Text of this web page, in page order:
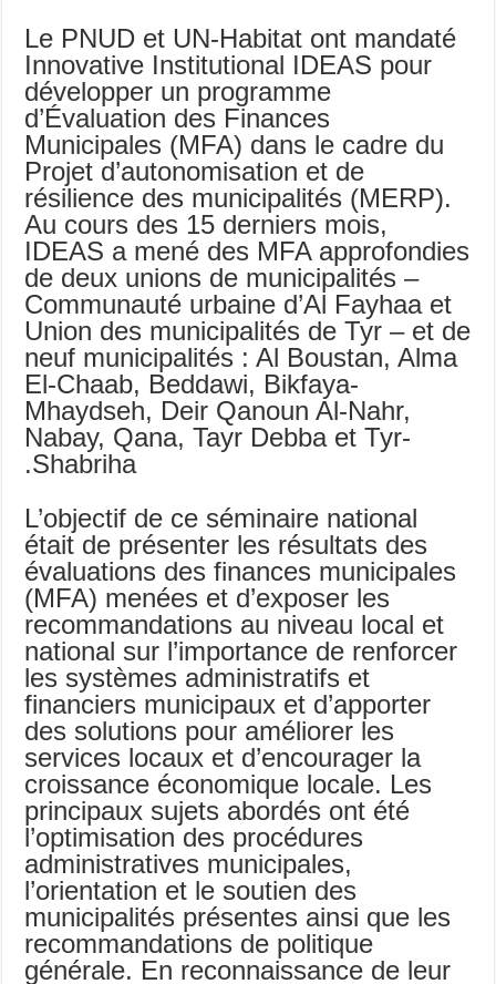
Le PNUD et UN-Habitat ont mandaté
Innovative Institutional IDEAS pour
développer un programme
d’Évaluation des Finances
Municipales (MFA) dans le cadre du
Projet d’autonomisation et de
résilience des municipalités (MERP).
Au cours des 15 derniers mois,
IDEAS a mené des MFA approfondies
de deux unions de municipalités –
Communauté urbaine d’Al Fayhaa et
Union des municipalités de Tyr – et de
neuf municipalités : Al Boustan, Alma
El-Chaab, Beddawi, Bikfaya-
Mhaydseh, Deir Qanoun Al-Nahr,
Nabay, Qana, Tayr Debba et Tyr-
Shabriha.
L’objectif de ce séminaire national
était de présenter les résultats des
évaluations des finances municipales
(MFA) menées et d’exposer les
recommandations au niveau local et
national sur l’importance de renforcer
les systèmes administratifs et
financiers municipaux et d’apporter
des solutions pour améliorer les
services locaux et d’encourager la
croissance économique locale. Les
principaux sujets abordés ont été
l’optimisation des procédures
administratives municipales,
l’orientation et le soutien des
municipalités présentes ainsi que les
recommandations de politique
générale. En reconnaissance de leur